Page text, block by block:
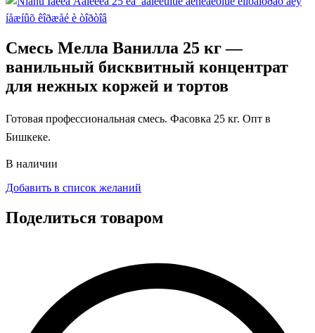
Смесь Мелла Ванилла 25 кг —
ванильный бисквитный концентрат
для нежных коржей и тортов
Готовая профессиональная смесь. Фасовка 25 кг. Опт в
Бишкеке.
В наличии
Добавить в список желаний
Поделиться товаром